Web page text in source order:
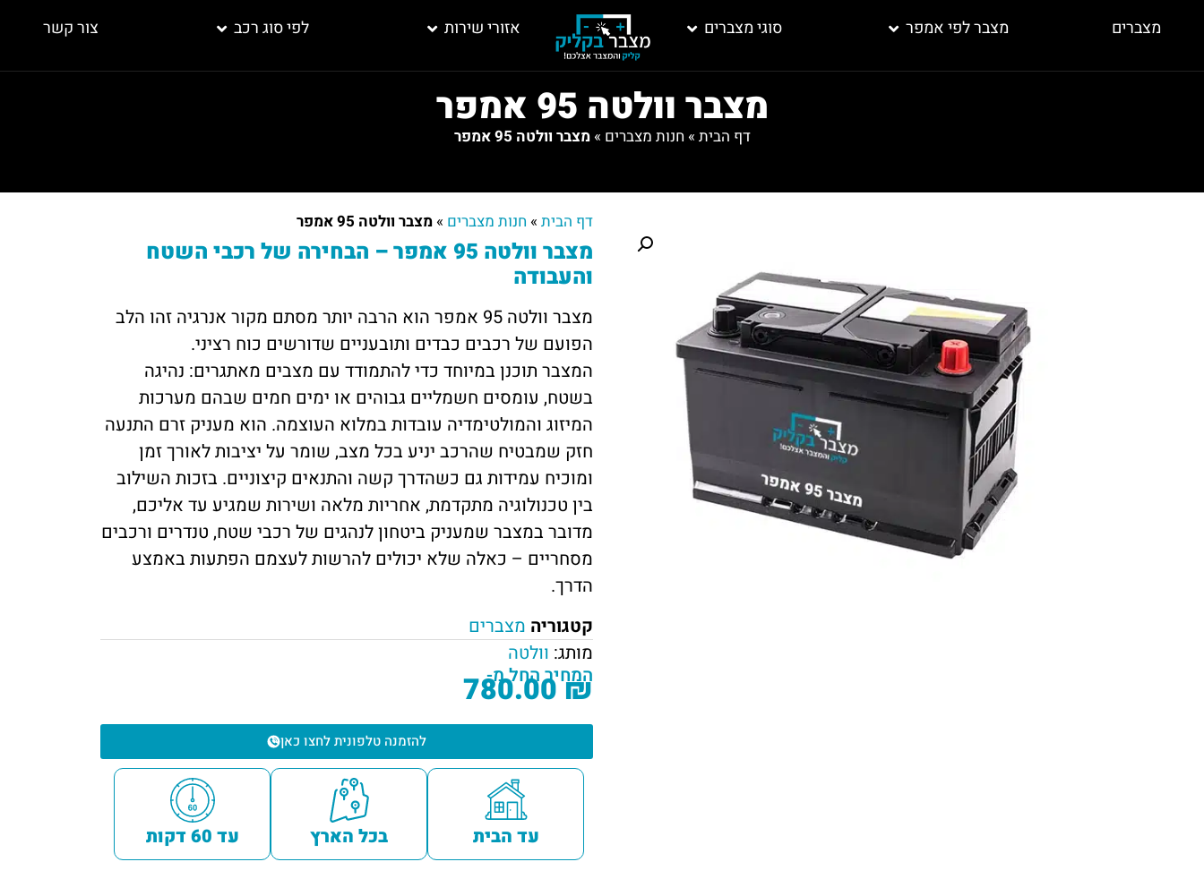
מצברים מצבר לפי אמפר סוגי מצברים אזורי שירות לפי סוג רכב צור קשר
מצבר וולטה 95 אמפר
דף הבית » חנות מצברים »מצבר וולטה 95 אמפר
דף הבית » חנות מצברים » מצבר וולטה 95 אמפר
מצבר וולטה 95 אמפר – הבחירה של רכבי השטח
והעבודה
מצבר וולטה 95 אמפר הוא הרבה יותר מסתם מקור אנרגיה זהו הלב
הפועם של רכבים כבדים ותובעניים שדורשים כוח רציני.
המצבר תוכנן במיוחד כדי להתמודד עם מצבים מאתגרים: נהיגה
בשטח, עומסים חשמליים גבוהים או ימים חמים שבהם מערכות
המיזוג והמולטימדיה עובדות במלוא העוצמה. הוא מעניק זרם התנעה
חזק שמבטיח שהרכב יניע בכל מצב, שומר על יציבות לאורך זמן
ומוכיח עמידות גם כשהדרך קשה והתנאים קיצוניים. בזכות השילוב
בין טכנולוגיה מתקדמת, אחריות מלאה ושירות שמגיע עד אליכם,
מדובר במצבר שמעניק ביטחון לנהגים של רכבי שטח, טנדרים ורכבים
מסחריים – כאלה שלא יכולים להרשות לעצמם הפתעות באמצע
הדרך.
קטגוריה מצברים
מותג: וולטה
המחיר החל מ-
780.00₪
להזמנה טלפונית לחצו כאן
עד הבית בכל הארץ עד 60 דקות